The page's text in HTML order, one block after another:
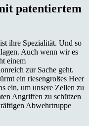
patentiertem
ihre Spezialität. Und so
Auch wenn wir es
einem
zur Sache geht.
ein riesengroßes Heer
ein, um unsere Zellen zu
Angriffen zu schützen
Abwehrtruppe